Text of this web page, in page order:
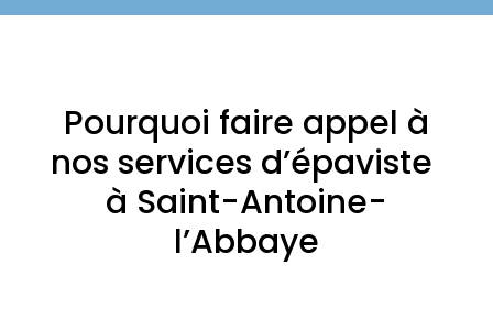
Pourquoi faire appel à
nos services d’épaviste
à Saint-Antoine-
l’Abbaye